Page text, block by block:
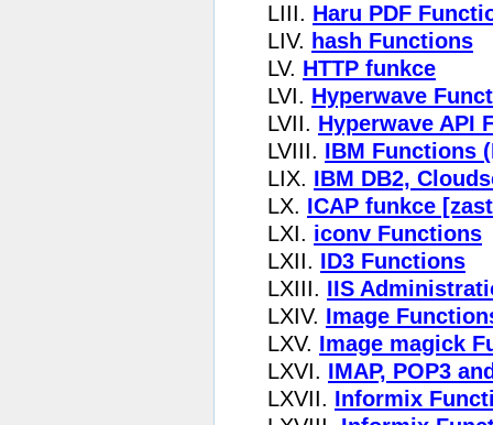
LIII. Haru PDF
LIV. hash Functions
LV. HTTP funkce
LVI. Hyperwave
LVII. Hyperwave API
LVIII. IBM Functions
LIX. IBM DB2,
LX. ICAP funkce
LXI. iconv Functions
LXII. ID3 Functions
LXIII. IIS
LXIV. Image
LXV. Image magick
LXVI. IMAP, POP3
LXVII. Informix